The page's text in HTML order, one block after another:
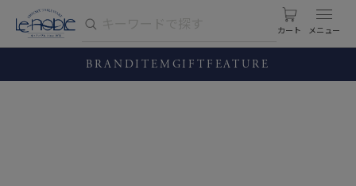
カート
BRANDITEM GIFT FEATURE